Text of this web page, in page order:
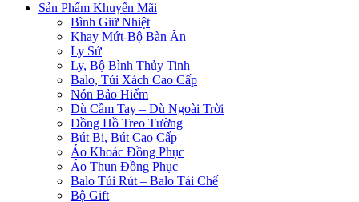
Sản Phẩm Khuyến Mãi
Bình Giữ Nhiệt
Khay Mứt-Bộ Bàn Ăn
Ly Sứ
Ly, Bộ Bình Thủy Tinh
Balo, Túi Xách Cao Cấp
Nón Bảo Hiểm
Dù Cầm Tay – Dù Ngoài Trời
Đồng Hồ Treo Tường
Bút Bi, Bút Cao Cấp
Áo Khoác Đồng Phục
Áo Thun Đồng Phục
Balo Túi Rút – Balo Tái Chế
Bộ Gift